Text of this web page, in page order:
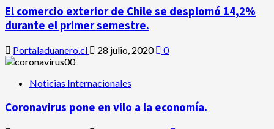
El comercio exterior de Chile se desplomó 14,2%
durante el primer semestre.
Portaladuanero.cl 28 julio, 2020 0
Noticias Internacionales
Coronavirus pone en vilo a la economía.